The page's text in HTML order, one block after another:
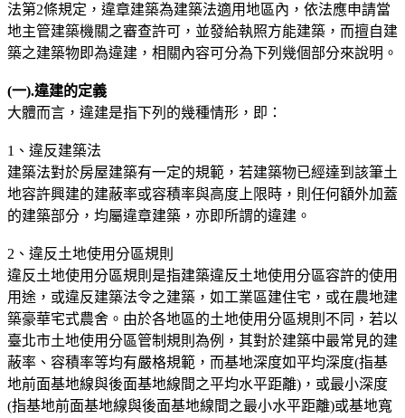
法第2條規定，違章建築為建築法適用地區內，依法應申請當
地主管建築機關之審查許可，並發給執照方能建築，而擅自建
築之建築物即為違建，相關內容可分為下列幾個部分來說明。
(一).違建的定義
大體而言，違建是指下列的幾種情形，即：
1、違反建築法
建築法對於房屋建築有一定的規範，若建築物已經達到該筆土
地容許興建的建蔽率或容積率與高度上限時，則任何額外加蓋
的建築部分，均屬違章建築，亦即所謂的違建。
2、違反土地使用分區規則
違反土地使用分區規則是指建築違反土地使用分區容許的使用
用途，或違反建築法令之建築，如工業區建住宅，或在農地建
築豪華宅式農舍。由於各地區的土地使用分區規則不同，若以
臺北市土地使用分區管制規則為例，其對於建築中最常見的建
蔽率、容積率等均有嚴格規範，而基地深度如平均深度(指基
地前面基地線與後面基地線間之平均水平距離)，或最小深度
(指基地前面基地線與後面基地線間之最小水平距離)或基地寬